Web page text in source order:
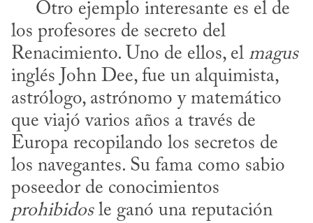
los profesores de secreto del
Renacimiento. Uno de ellos, el magus
inglés John Dee, fue un alquimista,
astrólo­go, astrónomo y matemático
que viajó varios años a través de
Europa re­copilando los secretos de
los navegantes. Su fama como sabio
prohibidos le ganó una reputación